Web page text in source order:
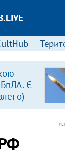
БпЛА. Є